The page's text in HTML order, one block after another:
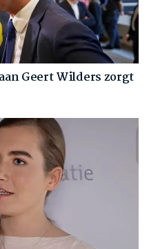
Geert Wilders zorgt